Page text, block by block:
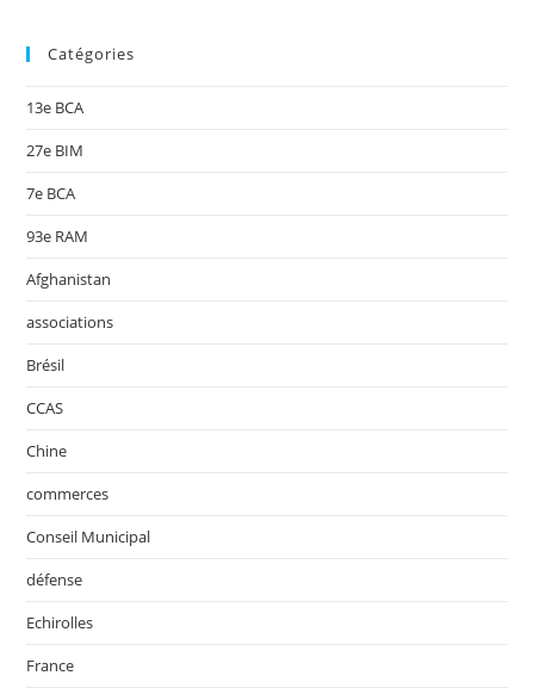
Catégories
13e BCA
27e BIM
7e BCA
93e RAM
Afghanistan
associations
Brésil
CCAS
Chine
commerces
Conseil Municipal
défense
Echirolles
France